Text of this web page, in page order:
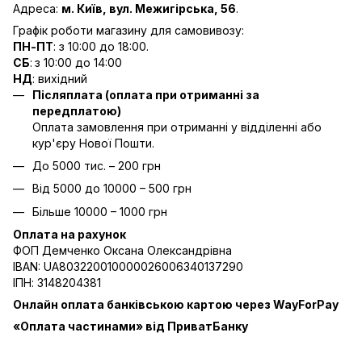
Адреса: м. Київ, вул. Межигірська, 56.
Графік роботи магазину для самовивозу:
ПН-ПТ: з 10:00 до 18:00.
СБ: з 10:00 до 14:00
НД: вихідний
Післяплата (оплата при отриманні за
передплатою)
Оплата замовлення при отриманні у відділенні або
кур'єру Нової Пошти.
До 5000 тис. – 200 грн
Від 5000 до 10000 – 500 грн
Більше 10000 – 1000 грн
Оплата на рахунок
ФОП Демченко Оксана Олександрівна
IBAN: UA803220010000026006340137290
ІПН: 3148204381
Онлайн оплата банківською картою через WayForPay
«Оплата частинами» від ПриватБанку